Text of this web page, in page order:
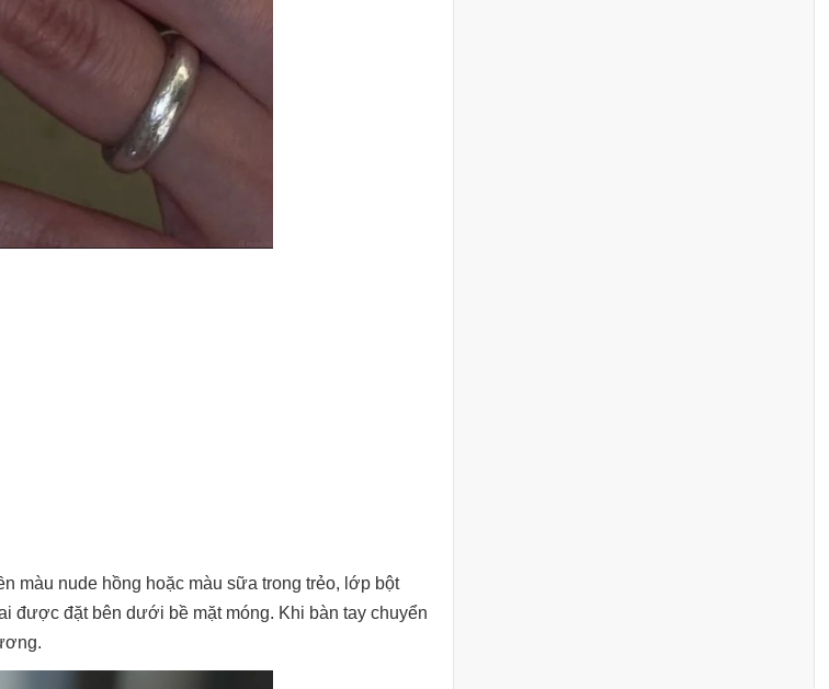
màu nude hồng hoặc màu sữa trong trẻo, lớp bột
được đặt bên dưới bề mặt móng. Khi bàn tay chuyển